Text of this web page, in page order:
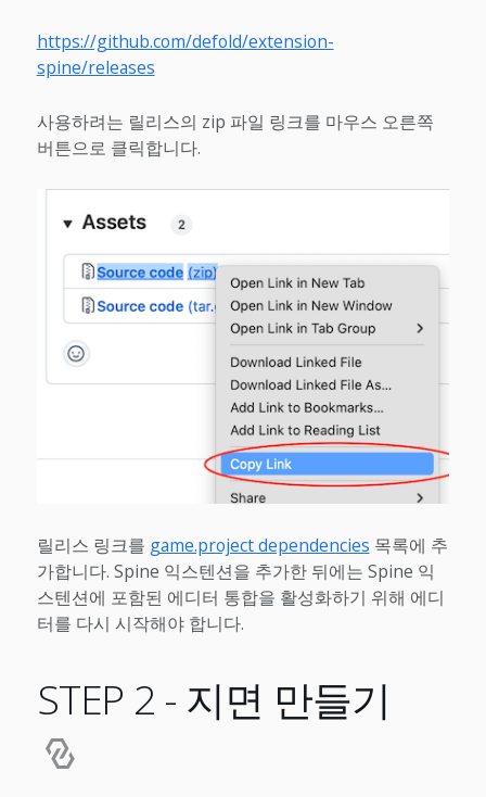
https://github.com/defold/extension-
spine/releases
사용하려는 릴리스의 zip 파일 링크를 마우스 오른쪽
버튼으로 클릭합니다.
릴리스 링크를 game.project dependencies 목록에 추
가합니다. Spine 익스텐션을 추가한 뒤에는 Spine 익
스텐션에 포함된 에디터 통합을 활성화하기 위해 에디
터를 다시 시작해야 합니다.
STEP 2 - 지면 만들기